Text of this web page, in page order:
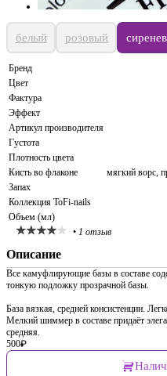
белый розовый
Бренд
Цвет
Фактура
Эффект
Артикул производителя
Густота
Плотность цвета
Кисть во флаконе
мягкий ворс,
Запах
Коллекция ToFi-nails
Объем (мл)
• 1 отзыв
Описание
Все камуфлирующие базы в составе
тонкую подложку прозрачной базы.
База вязкая, средней консистенции.
Мелкий шиммер в составе придаёт
средняя.
500₽